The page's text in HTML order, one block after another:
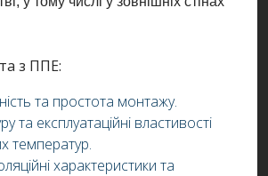
з ППЕ:
та простота монтажу.
та експлуатаційні властивості
температур.
характеристики та